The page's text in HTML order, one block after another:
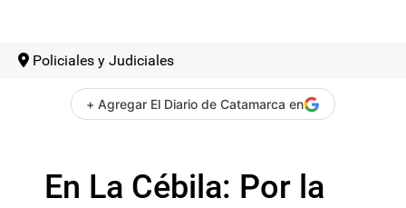
Policiales y Judiciales
+ Agregar El Diario de Catamarca en
En La Cébila: Por la